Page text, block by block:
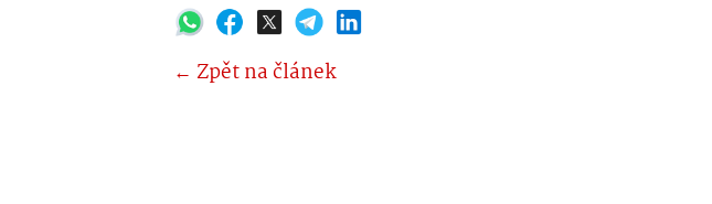
← Zpět na článek